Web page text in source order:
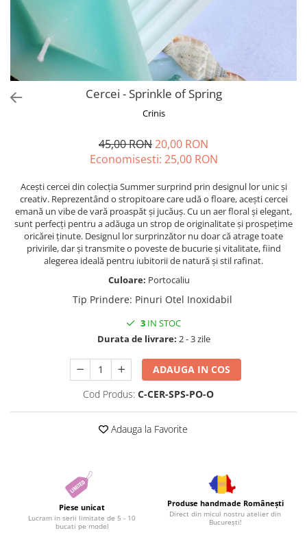
Friends
Fructe
Fundite
Monstera
Neon Collection
Tiny but Mighty
White Sensation
Cercei - Sprinkle of Spring
Crinis
45,00 RON20,00 RON
Economisesti: 25,00 RON
Acești cercei din colecția Summer surprind prin designul lor unic și
creativ. Reprezentând o stropitoare care udă o floare, acești cercei
emană un vibe de vară proaspăt și jucăuș. Cu un aer floral și elegant,
sunt perfecți pentru a adăuga un strop de originalitate și prospețime
oricărei ținute. Designul lor surprinzător nu doar că atrage toate
privirile, dar și transmite o poveste de bucurie și vitalitate, fiind
alegerea ideală pentru iubitorii de natură și stil rafinat.
Culoare: Portocaliu
Tip Prindere: Pinuri Otel Inoxidabil
3 IN STOC
Durata de livrare: 2 - 3 zile
ADAUGA IN COS
Cod Produs: C-CER-SPS-PO-O
Adauga la Favorite
Piese unicat
Lucram in serii limitate de 5 - 10
bucati pe model
Produse handmade Românești
Direct din micul nostru atelier din
București!